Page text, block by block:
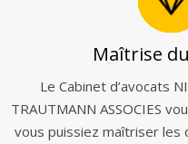
Maîtrise
Le Cabinet d’avocats
TRAUTMANN ASSOCIES
vous puissiez maîtriser les